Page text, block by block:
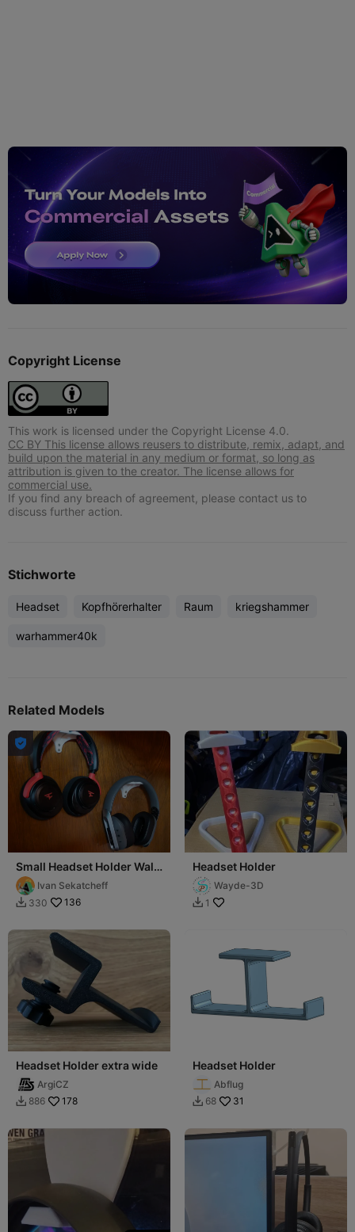
Copyright License
This work is licensed under the Copyright License 4.0.
CC BY This license allows reusers to distribute, remix, adapt, and
build upon the material in any medium or format, so long as
attribution is given to the creator. The license allows for
commercial use.
If you find any breach of agreement, please contact us to
discuss further action.
Stichworte
Headset Kopfhörerhalter Raum kriegshammer
warhammer40k
Related Models

Small Headset Holder Wall
MountIvan Sekatcheff
 330 136
Headset Holder
Wayde-3D
 1
Headset Holder extra wide
ArgiCZ
 886 178
Headset Holder
Abflug
 68 31